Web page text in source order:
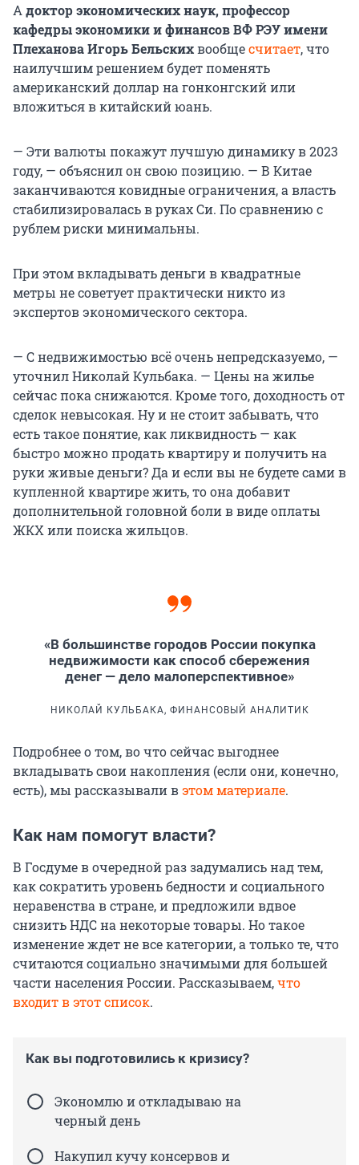
А доктор экономических наук, профессор
кафедры экономики и финансов ВФ РЭУ имени
Плеханова Игорь Бельскихвообщесчитает, что
наилучшим решением будет поменять
американский доллар на гонконгский или
вложиться в китайский юань.
— Эти валюты покажут лучшую динамику в 2023
году, — объяснил он свою позицию. — В Китае
заканчиваются ковидные ограничения, а власть
стабилизировалась в руках Си. По сравнению с
рублем риски минимальны.
При этом вкладывать деньги в квадратные
метры не советует практически никто из
экспертов экономического сектора.
— С недвижимостью всё очень непредсказуемо, —
уточнил Николай Кульбака. — Цены на жилье
сейчас пока снижаются. Кроме того, доходность от
сделок невысокая. Ну и не стоит забывать, что
есть такое понятие, как ликвидность — как
быстро можно продать квартиру и получить на
руки живые деньги? Да и если вы не будете сами в
купленной квартире жить, то она добавит
дополнительной головной боли в виде оплаты
ЖКХ или поиска жильцов.
«В большинстве городов России покупка
недвижимости как способ сбережения
денег — дело малоперспективное»
НИКОЛАЙ КУЛЬБАКА, ФИНАНСОВЫЙ АНАЛИТИК
Подробнее о том, во что сейчас выгоднее
вкладывать свои накопления (если они, конечно,
есть), мы рассказывали вэтом материале.
Как нам помогут власти?
В Госдуме в очередной раз задумались над тем,
как сократить уровень бедности и социального
неравенства в стране, и предложили вдвое
снизить НДС на некоторые товары. Но такое
изменение ждет не все категории, а только те, что
считаются социально значимыми для большей
части населения России. Рассказываем,что
входит в этот список.
Как вы подготовились к кризису?
Экономлю и откладываю на
черный день
Накупил кучу консервов и